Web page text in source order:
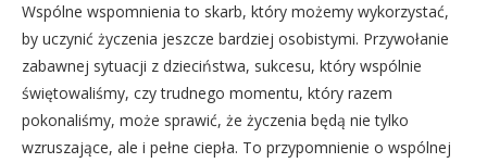
Wspólne wspomnienia to skarb, który możemy wykorzystać,
by uczynić życzenia jeszcze bardziej osobistymi. Przywołanie
zabawnej sytuacji z dzieciństwa, sukcesu, który wspólnie
świętowaliśmy, czy trudnego momentu, który razem
pokonaliśmy, może sprawić, że życzenia będą nie tylko
wzruszające, ale i pełne ciepła. To przypomnienie o wspólnej